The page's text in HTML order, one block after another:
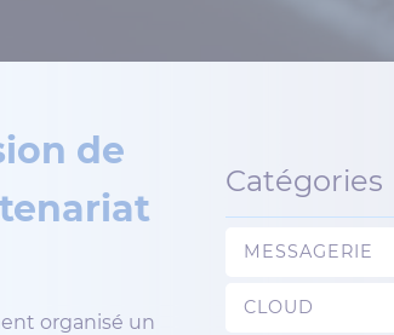
de
organisé un
Catégories
MESSAGERIE
CLOUD